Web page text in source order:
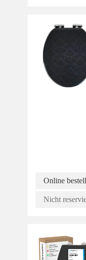
Online
Nicht